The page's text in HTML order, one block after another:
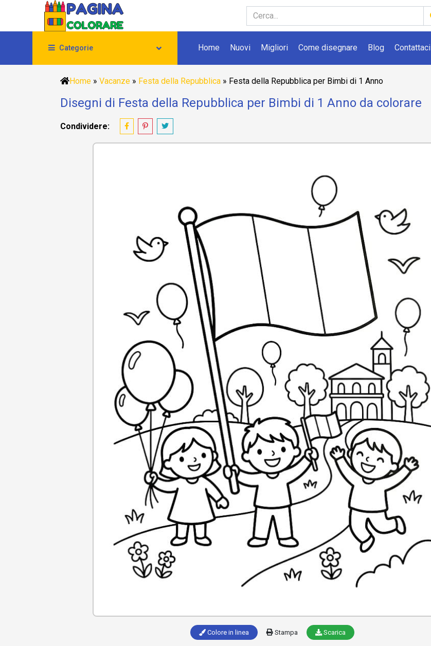
Categorie Home Nuovi Migliori Come disegnare Blog Contattaci
Home » Vacanze » Festa della Repubblica » Festa della Repubblica per Bimbi di 1 Anno
Disegni di Festa della Repubblica per Bimbi di 1 Anno da colorare
Condividere:
Colore in linea Stampa Scarica